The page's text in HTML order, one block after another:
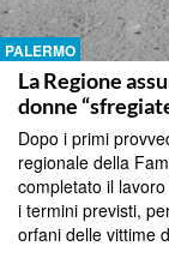
PALERMO
La Regione
donne
Dopo i primi
regionale della
completato il
i termini previsti,
orfani delle vittime